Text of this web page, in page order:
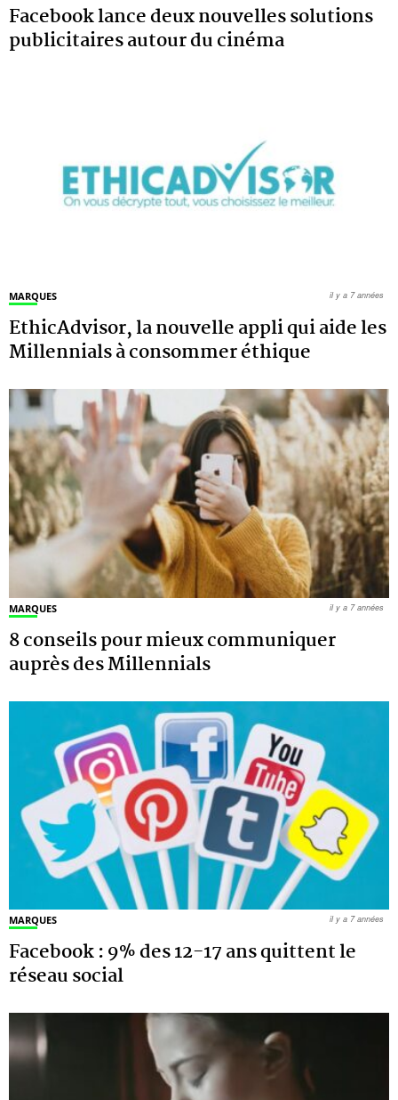
Facebook lance deux nouvelles solutions
publicitaires autour du cinéma
MARQUES
EthicAdvisor, la nouvelle appli qui aide les
Millennials à consommer éthique
il y a 7 années
MARQUES
8 conseils pour mieux communiquer
auprès des Millennials
il y a 7 années
MARQUES
Facebook : 9% des 12-17 ans quittent le
réseau social
il y a 7 années